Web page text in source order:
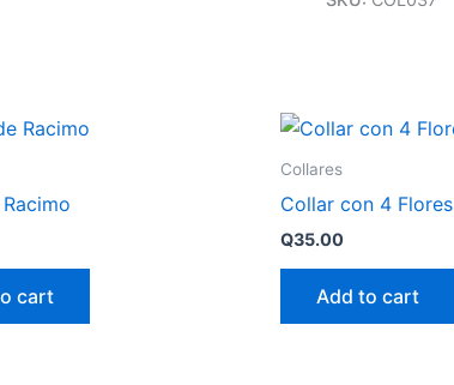
cart
Collares
Collar con 4 Flores
Q35.00
Add to cart